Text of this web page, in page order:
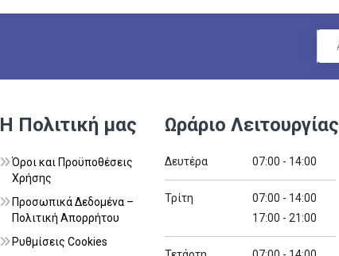
Η Πολιτική μας
Όροι και Προϋποθέσεις
Χρήσης
Προσωπικά Δεδομένα –
Πολιτική Απορρήτου
Ρυθμίσεις Cookies
Ωράριο Λειτουργίας
Δευτέρα 07:00 - 14:00
Τρίτη
07:00 - 14:00
17:00 - 21:00